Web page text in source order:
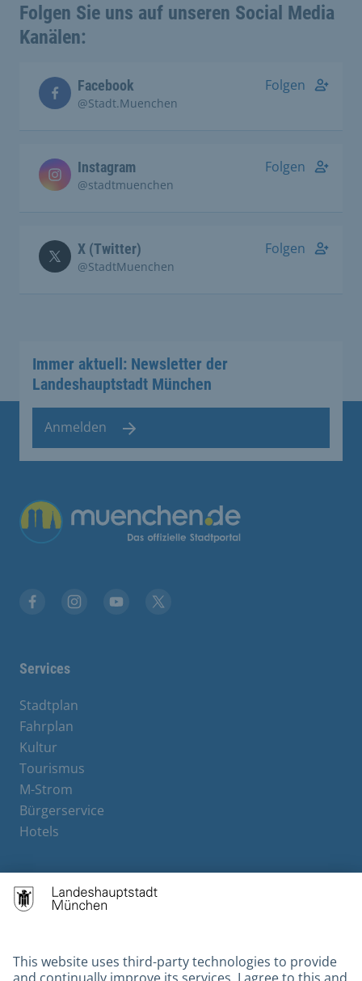
Folgen Sie uns auf unseren Social Media
Kanälen:
Facebook
@Stadt.Muenchen
Folgen
Instagram
@stadtmuenchen
Folgen
X (Twitter)
@StadtMuenchen
Folgen
Immer aktuell: Newsletter der
Landeshauptstadt München
Anmelden
Übergreifende Links
Services
Stadtplan
Fahrplan
Kultur
Tourismus
M-Strom
Bürgerservice
Hotels
Contact
Gebärdensprache